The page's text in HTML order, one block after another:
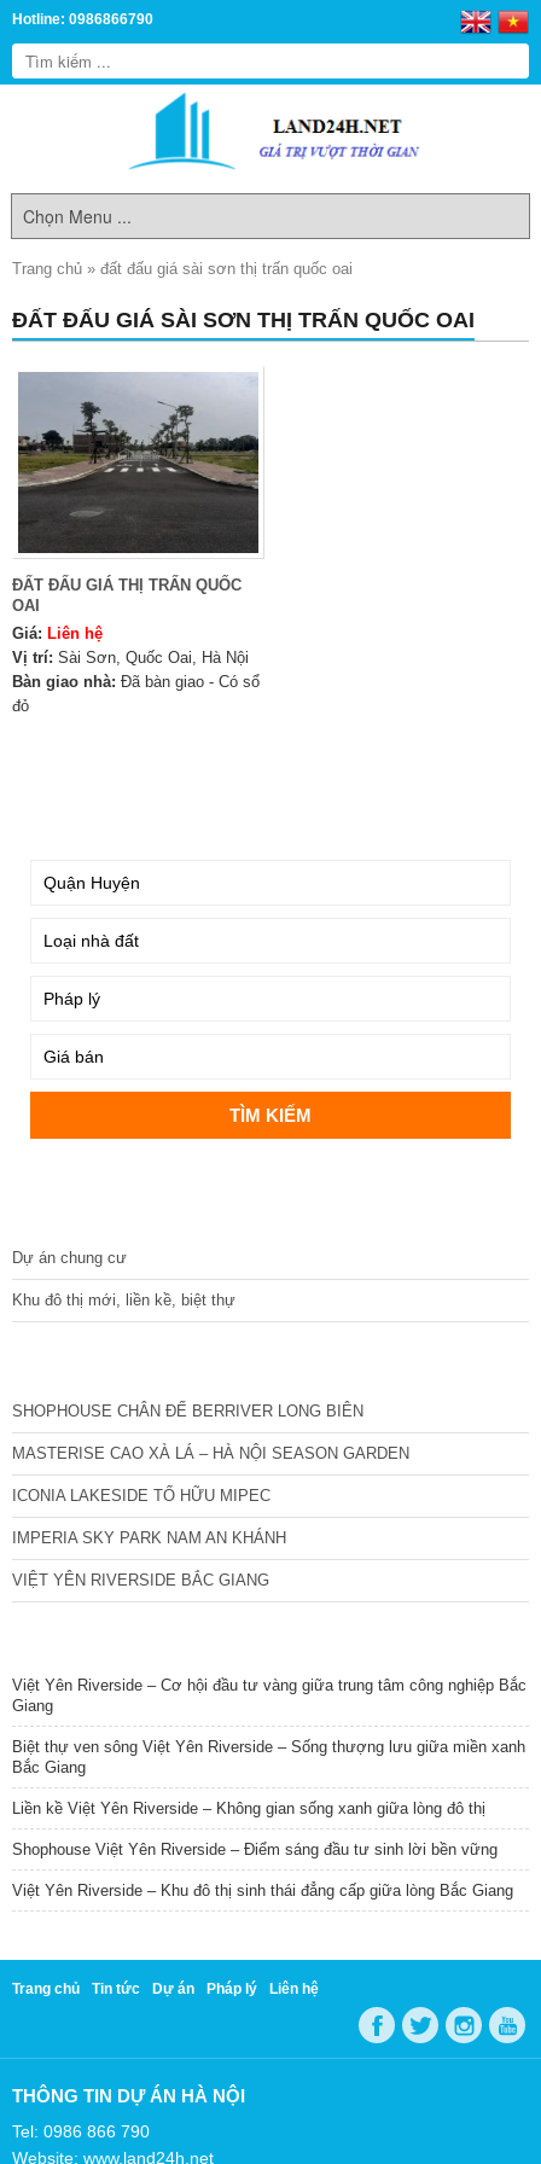
Hotline: 0986866790
Trang chủ » đất đấu giá sài sơn thị trấn quốc oai
ĐẤT ĐẤU GIÁ SÀI SƠN THỊ TRẤN QUỐC OAI
ĐẤT ĐẤU GIÁ THỊ TRẤN QUỐC
OAI
Giá: Liên hệ
Vị trí: Sài Sơn, Quốc Oai, Hà Nội
Bàn giao nhà: Đã bàn giao - Có sổ
đỏ
Dự án chung cư
Khu đô thị mới, liền kề, biệt thự
SHOPHOUSE CHÂN ĐẾ BERRIVER LONG BIÊN
MASTERISE CAO XÀ LÁ – HÀ NỘI SEASON GARDEN
ICONIA LAKESIDE TỐ HỮU MIPEC
IMPERIA SKY PARK NAM AN KHÁNH
VIỆT YÊN RIVERSIDE BẮC GIANG
Việt Yên Riverside – Cơ hội đầu tư vàng giữa trung tâm công nghiệp Bắc
Giang
Biệt thự ven sông Việt Yên Riverside – Sống thượng lưu giữa miền xanh
Bắc Giang
Liền kề Việt Yên Riverside – Không gian sống xanh giữa lòng đô thị
Shophouse Việt Yên Riverside – Điểm sáng đầu tư sinh lời bền vững
Việt Yên Riverside – Khu đô thị sinh thái đẳng cấp giữa lòng Bắc Giang
Trang chủ Tin tức Dự án Pháp lý Liên hệ
THÔNG TIN DỰ ÁN HÀ NỘI
Tel: 0986 866 790
Website: www.land24h.net